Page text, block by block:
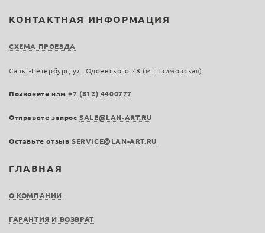
ГЛАВНАЯ
О КОМПАНИИ
ГАРАНТИЯ И ВОЗВРАТ
КОНТАКТНАЯ ИНФОРМАЦИЯ
СХЕМА ПРОЕЗДА
Санкт-Петербург, ул. Одоевского 28 (м. Приморская)
Позвоните нам+7 (812) 4400777
Отправьте запросSALE@LAN-ART.RU
Оставьте отзыв SERVICE@LAN-ART.RU